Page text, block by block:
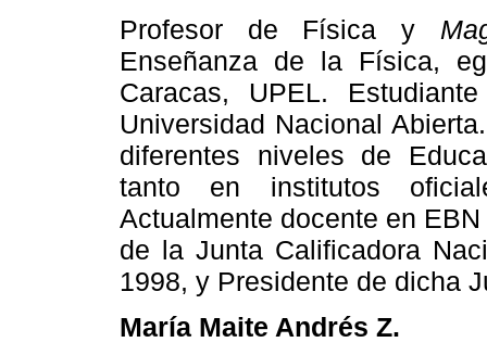
Profesor de Física y
Enseñanza de la Física,
Caracas, UPEL.
Universidad Nacional
diferentes niveles de
tanto en institutos
Actualmente docente en
de la Junta Calificadora
1998, y Presidente de dicha
María Maite Andrés Z.